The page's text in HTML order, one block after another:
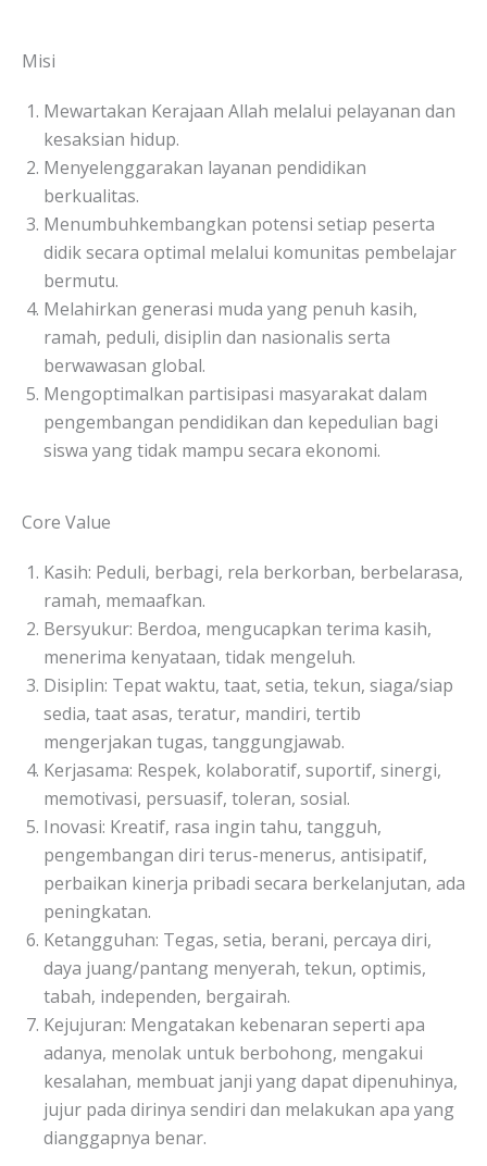
Misi
Mewartakan Kerajaan Allah melalui pelayanan dan
kesaksian hidup.
Menyelenggarakan layanan pendidikan
berkualitas.
Menumbuhkembangkan potensi setiap peserta
didik secara optimal melalui komunitas pembelajar
bermutu.
Melahirkan generasi muda yang penuh kasih,
ramah, peduli, disiplin dan nasionalis serta
berwawasan global.
Mengoptimalkan partisipasi masyarakat dalam
pengembangan pendidikan dan kepedulian bagi
siswa yang tidak mampu secara ekonomi.
Core Value
Kasih: Peduli, berbagi, rela berkorban, berbelarasa,
ramah, memaafkan.
Bersyukur: Berdoa, mengucapkan terima kasih,
menerima kenyataan, tidak mengeluh.
Disiplin: Tepat waktu, taat, setia, tekun, siaga/siap
sedia, taat asas, teratur, mandiri, tertib
mengerjakan tugas, tanggungjawab.
Kerjasama: Respek, kolaboratif, suportif, sinergi,
memotivasi, persuasif, toleran, sosial.
Inovasi: Kreatif, rasa ingin tahu, tangguh,
pengembangan diri terus-menerus, antisipatif,
perbaikan kinerja pribadi secara berkelanjutan, ada
peningkatan.
Ketangguhan: Tegas, setia, berani, percaya diri,
daya juang/pantang menyerah, tekun, optimis,
tabah, independen, bergairah.
Kejujuran: Mengatakan kebenaran seperti apa
adanya, menolak untuk berbohong, mengakui
kesalahan, membuat janji yang dapat dipenuhinya,
jujur pada dirinya sendiri dan melakukan apa yang
dianggapnya benar.